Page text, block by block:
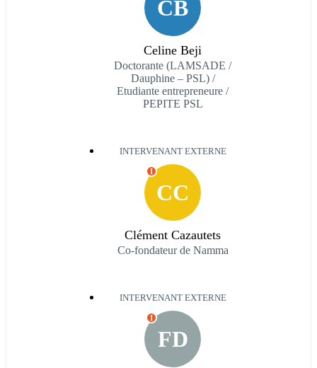
CB
Celine Beji
Doctorante (LAMSADE /
Dauphine – PSL) /
Etudiante entrepreneure /
PEPITE PSL
INTERVENANT EXTERNE
CC
I
Clément Cazautets
Co-fondateur de Namma
INTERVENANT EXTERNE
FD
I